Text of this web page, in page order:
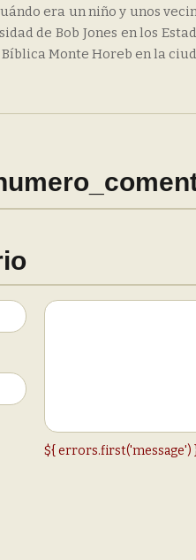
era un niño y unos
de Bob Jones en los
Monte Horeb en la
${ errors.first('message')